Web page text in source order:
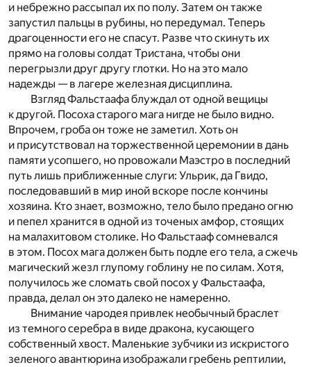
и небрежно рассыпал их по полу. Затем он также
запустил пальцы в рубины, но передумал. Теперь
драгоценности его не спасут. Разве что скинуть их
прямо на головы солдат Тристана, чтобы они
перегрызли друг другу глотки. Но на это мало
надежды — в лагере железная дисциплина.
Взгляд Фальстаафа блуждал от одной вещицы
к другой. Посоха старого мага нигде не было видно.
Впрочем, гроба он тоже не заметил. Хоть он
и присутствовал на торжественной церемонии в дань
памяти усопшего, но провожали Маэстро в последний
путь лишь приближенные слуги: Ульрик, да Гвидо,
последовавший в мир иной вскоре после кончины
хозяина. Кто знает, возможно, тело было предано огню
и пепел хранится в одной из точеных амфор, стоящих
на малахитовом столике. Но Фальстааф сомневался
в этом. Посох мага должен быть подле его тела, а сжечь
магический жезл глупому гоблину не по силам. Хотя,
получилось же сломать свой посох у Фальстаафа,
правда, делал он это далеко не намеренно.
Внимание чародея привлек необычный браслет
из темного серебра в виде дракона, кусающего
собственный хвост. Маленькие зубчики из искристого
зеленого авантюрина изображали гребень рептилии,